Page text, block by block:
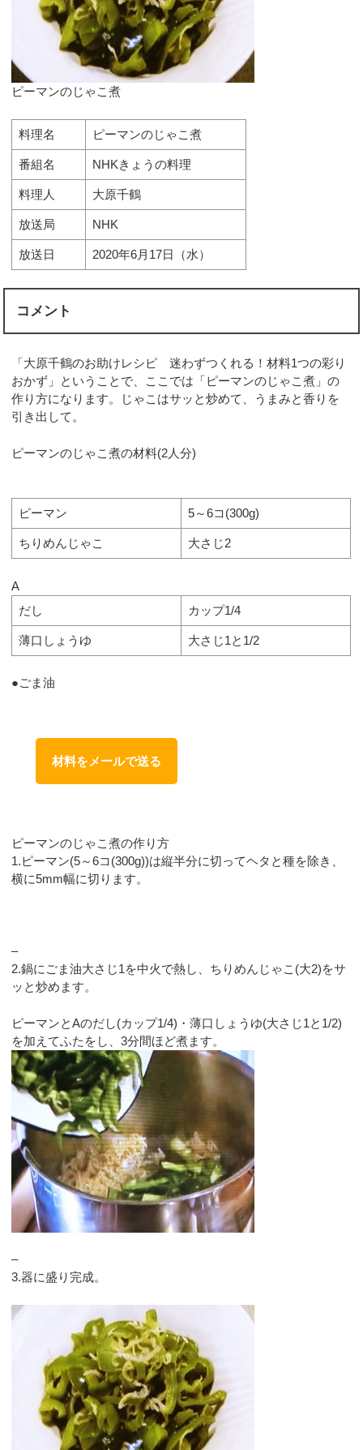
ピーマンのじゃこ煮
料理名 ピーマンのじゃこ煮
番組名 NHKきょうの料理
料理人 大原千鶴
放送局 NHK
放送日 2020年6月17日（水）
コメント
「大原千鶴のお助けレシピ 迷わずつくれる！材料1つの彩り
おかず」ということで、ここでは「ピーマンのじゃこ煮」の
作り方になります。じゃこはサッと炒めて、うまみと香りを
引き出して。
ピーマンのじゃこ煮の材料(2人分)
ピーマン 5～6コ(300g)
ちりめんじゃこ 大さじ2
A
だし
カップ1/4
薄口しょうゆ 大さじ1と1/2
●ごま油
材料をメールで送る
ピーマンのじゃこ煮の作り方
1.ピーマン(5～6コ(300g))は縦半分に切ってヘタと種を除き、
横に5mm幅に切ります。
–
2.鍋にごま油大さじ1を中火で熱し、ちりめんじゃこ(大2)をサ
ッと炒めます。
ピーマンとAのだし(カップ1/4)・薄口しょうゆ(大さじ1と1/2)
を加えてふたをし、3分間ほど煮ます。
–
3.器に盛り完成。